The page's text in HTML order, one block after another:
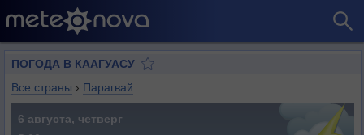
ПОГОДА В КААГУАСУ
Все страны › Парагвай
6 августа, четверг